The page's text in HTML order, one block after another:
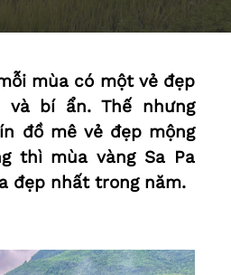
mùa có một vẻ đẹp
và bí ẩn. Thế nhưng
đồ mê vẻ đẹp mộng
thì mùa vàng Sa Pa
đẹp nhất trong năm.